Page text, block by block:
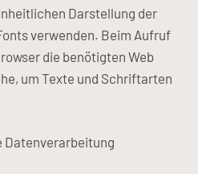
Darstellung der
verwenden. Beim Aufruf
die benötigten Web
um Texte und Schriftarten
Datenverarbeitung